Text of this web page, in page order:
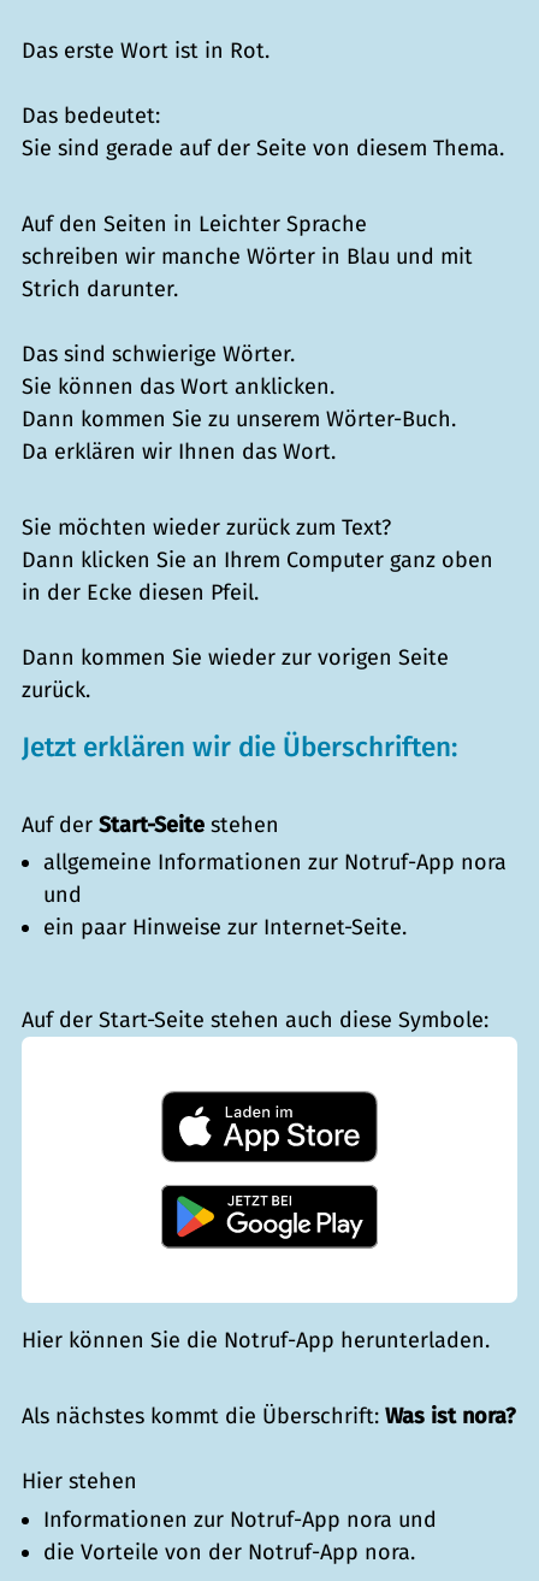
Das erste Wort ist in Rot.
Das bedeutet:
Sie sind gerade auf der Seite von diesem Thema.
Auf den Seiten in Leichter Sprache
schreiben wir manche Wörter in Blau und mit
Strich darunter.
Das sind schwierige Wörter.
Sie können das Wort anklicken.
Dann kommen Sie zu unserem Wörter-Buch.
Da erklären wir Ihnen das Wort.
Sie möchten wieder zurück zum Text?
Dann klicken Sie an Ihrem Computer ganz oben
in der Ecke diesen Pfeil.
Dann kommen Sie wieder zur vorigen Seite
zurück.
Jetzt erklären wir die Überschriften:
Auf der Start-Seite stehen
allgemeine Informationen zur Notruf-App nora
und
ein paar Hinweise zur Internet-Seite.
Auf der Start-Seite stehen auch diese Symbole:
Hier können Sie die Notruf-App herunterladen.
Als nächstes kommt die Überschrift: Was ist nora?
Hier stehen
Informationen zur Notruf-App nora und
die Vorteile von der Notruf-App nora.